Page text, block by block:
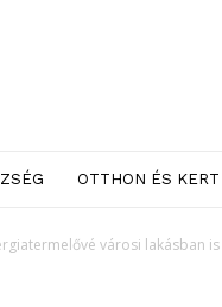
OTTHON ÉS KERT
városi lakásban is